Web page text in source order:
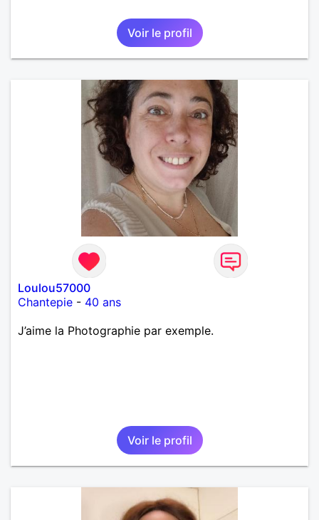
Voir le profil
Loulou57000
Chantepie - 40 ans
J’aime la Photographie par exemple.
Voir le profil